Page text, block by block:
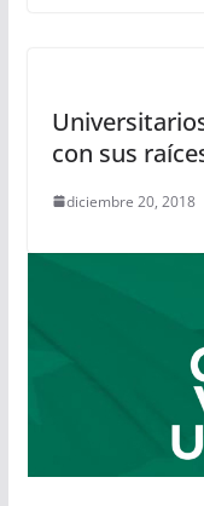
con sus
diciembre 20, 2018